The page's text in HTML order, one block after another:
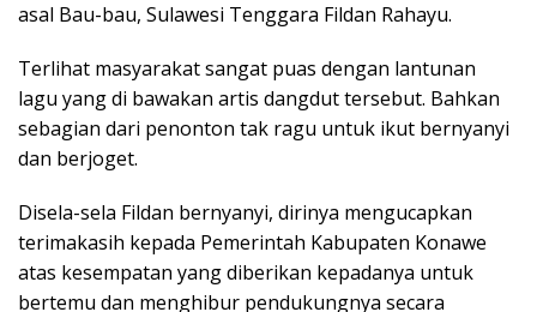
asal Bau-bau, Sulawesi Tenggara Fildan Rahayu.
Terlihat masyarakat sangat puas dengan lantunan
lagu yang di bawakan artis dangdut tersebut. Bahkan
sebagian dari penonton tak ragu untuk ikut bernyanyi
dan berjoget.
Disela-sela Fildan bernyanyi, dirinya mengucapkan
terimakasih kepada Pemerintah Kabupaten Konawe
atas kesempatan yang diberikan kepadanya untuk
bertemu dan menghibur pendukungnya secara